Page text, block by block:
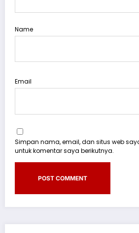
Name
Email
Simpan nama, email, dan situs web
untuk komentar saya berikutnya.